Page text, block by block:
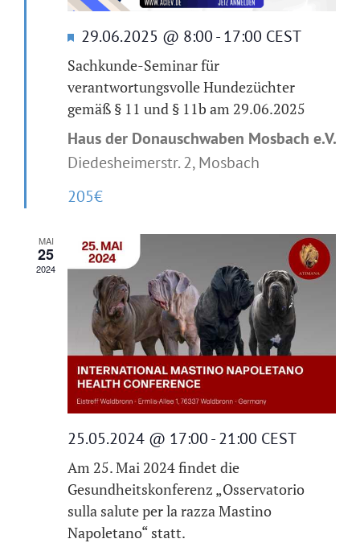
Hervorgehoben
29.06.2025 @ 8:00-17:00 CEST
Sachkunde-Seminar für
verantwortungsvolle Hundezüchter
gemäß § 11 und § 11b am 29.06.2025
Haus der Donauschwaben Mosbach e.V.
Diedesheimerstr. 2, Mosbach
205€
MAI
25
2024
25.05.2024 @ 17:00-21:00 CEST
Am 25. Mai 2024 findet die
Gesundheitskonferenz „Osservatorio
sulla salute per la razza Mastino
Napoletano“ statt.